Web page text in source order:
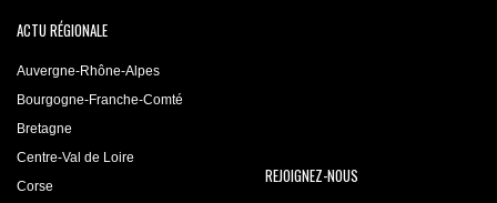
ACTU RÉGIONALE
Auvergne-Rhône-Alpes
Bourgogne-Franche-Comté
Bretagne
Centre-Val de Loire
Corse
REJOIGNEZ-NOUS